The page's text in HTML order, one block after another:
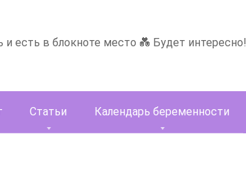
и есть в блокноте место 💑 Будет интересно!
Статьи Календарь беременности